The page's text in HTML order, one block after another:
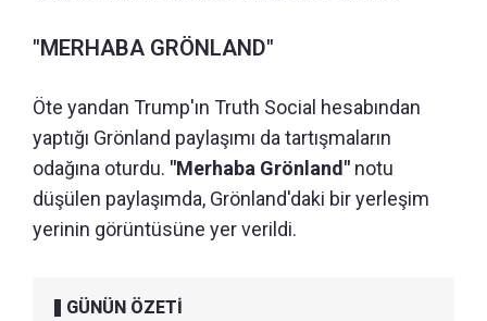
"MERHABA GRÖNLAND"
Öte yandan Trump'ın Truth Social hesabından
yaptığı Grönland paylaşımı da tartışmaların
odağına oturdu. "Merhaba Grönland" notu
düşülen paylaşımda, Grönland'daki bir yerleşim
yerinin görüntüsüne yer verildi.
GÜNÜN ÖZETİ